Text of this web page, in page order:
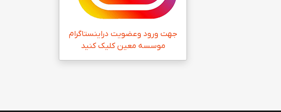
جهت ورود وعضویت دراینستاگرام
موسسه معین کلیک کنید